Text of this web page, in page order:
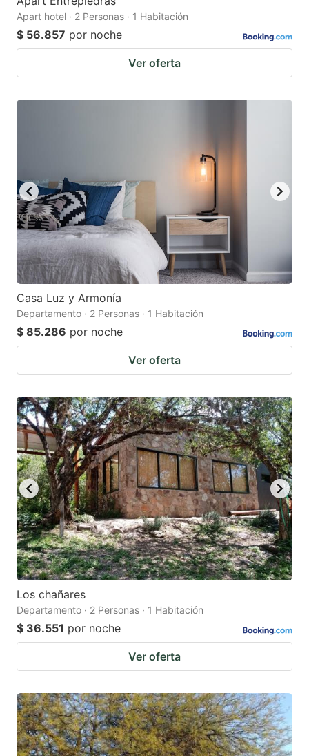
Apart hotel · 2 Personas · 1 Habitación
$ 56.857 por noche
Ver oferta
Casa Luz y Armonía
Departamento · 2 Personas · 1 Habitación
$ 85.286 por noche
Ver oferta
Los chañares
Departamento · 2 Personas · 1 Habitación
$ 36.551 por noche
Ver oferta